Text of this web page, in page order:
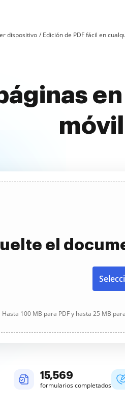
dispositivo Edición de PDF fácil en
el
Hasta 100 MB para PDF y hasta 25 MB para
15,569
formularios completados